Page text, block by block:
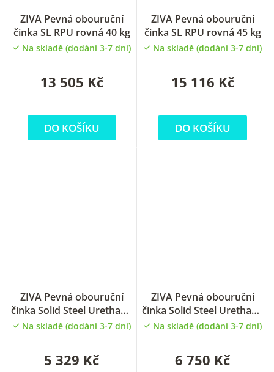
ZIVA Pevná obouruční
činka SL RPU rovná 40 kg
Na skladě (dodání 3-7 dní)
13 505 Kč
DO KOŠÍKU
ZIVA Pevná obouruční
činka SL RPU rovná 45 kg
Na skladě (dodání 3-7 dní)
15 116 Kč
DO KOŠÍKU
ZIVA Pevná obouruční
činka Solid Steel Urethane
EZ biceps 10kg
Na skladě (dodání 3-7 dní)
5 329 Kč
ZIVA Pevná obouruční
činka Solid Steel Urethane
EZ biceps 12.5kg
Na skladě (dodání 3-7 dní)
6 750 Kč